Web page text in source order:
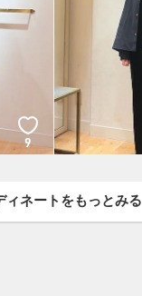
9
ィネートをもっとみる